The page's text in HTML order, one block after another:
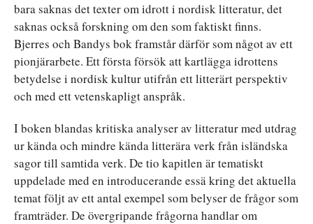
bara saknas det texter om idrott i nordisk litteratur, det
saknas också forskning om den som faktiskt finns.
Bjerres och Bandys bok framstår därför som något av ett
pionjärarbete. Ett första försök att kartlägga idrottens
betydelse i nordisk kultur utifrån ett litterärt perspektiv
och med ett vetenskapligt anspråk.
I boken blandas kritiska analyser av litteratur med utdrag
ur kända och mindre kända litterära verk från isländska
sagor till samtida verk. De tio kapitlen är tematiskt
uppdelade med en introducerande essä kring det aktuella
temat följt av ett antal exempel som belyser de frågor som
framträder. De övergripande frågorna handlar om